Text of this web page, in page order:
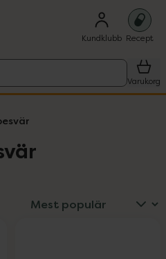
Kundklubb Recept
Varukorg